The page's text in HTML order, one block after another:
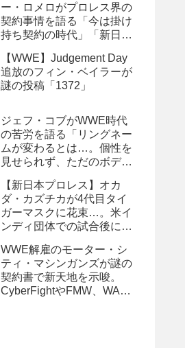
ー・ロメロがプロレス界の
契約事情を語る「今は掛け
持ち契約の時代」「新日本
るべき」
【WWE】Judgement Day
追放のフィン・ベイラーが
謎の投稿「1372」
ジェフ・コブがWWE時代
の苦労を語る「リングネー
ムが変わるとは…。個性を
見せられず、ただのボディ
【新日本プロレス】オカ
ダ・カズチカが4代目タイ
ガーマスクに花束…。米イ
ンディ団体での試合後にサ
WWE解雇のモーター・シ
ティ・マシンガンズが謎の
契約書で新天地を示唆。
CyberFightやFMW、WAR